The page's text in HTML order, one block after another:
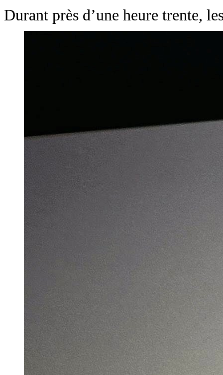
Durant près d’une heure trente,